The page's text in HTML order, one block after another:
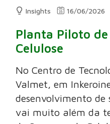
Insights 16/06/2026
Planta Piloto de
Celulose
No Centro de
Valmet, em
desenvolvimento de
vai muito além da